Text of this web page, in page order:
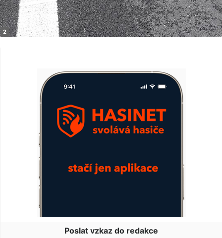
Poslat vzkaz do redakce